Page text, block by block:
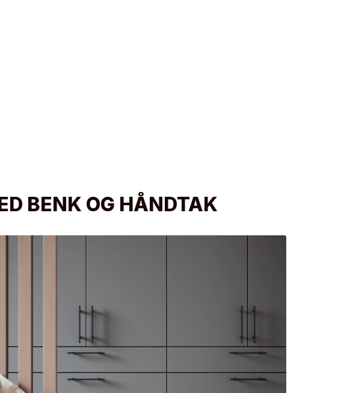
BENK OG HÅNDTAK